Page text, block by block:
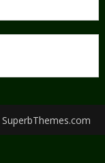
SuperbThemes.com